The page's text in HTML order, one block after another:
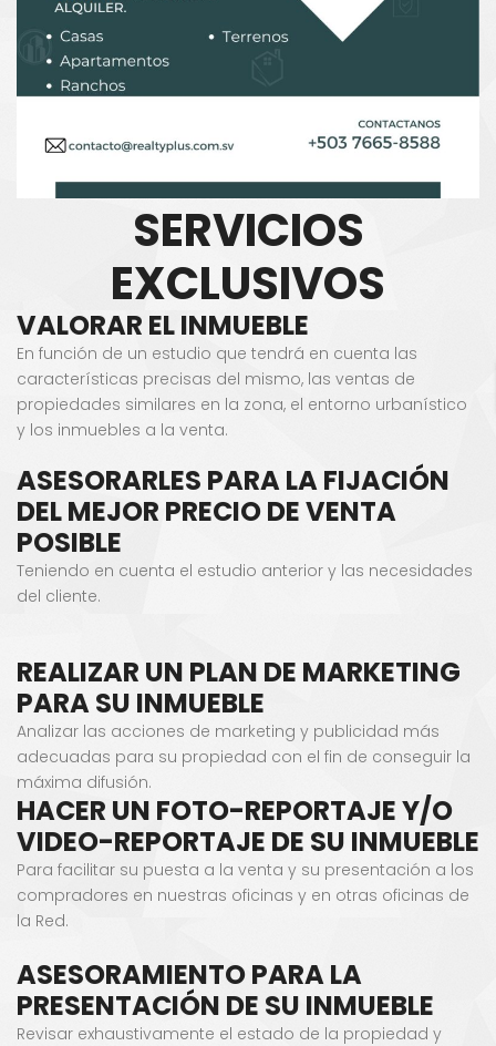
SERVICIOS
EXCLUSIVOS
VALORAR EL INMUEBLE
En función de un estudio que tendrá en cuenta las
características precisas del mismo, las ventas de
propiedades similares en la zona, el entorno urbanístico
y los inmuebles a la venta.
ASESORARLES PARA LA FIJACIÓN
DEL MEJOR PRECIO DE VENTA
POSIBLE
Teniendo en cuenta el estudio anterior y las necesidades
del cliente.
REALIZAR UN PLAN DE MARKETING
PARA SU INMUEBLE
Analizar las acciones de marketing y publicidad más
adecuadas para su propiedad con el fin de conseguir la
máxima difusión.
HACER UN FOTO-REPORTAJE Y/O
VIDEO-REPORTAJE DE SU INMUEBLE
Para facilitar su puesta a la venta y su presentación a los
compradores en nuestras oficinas y en otras oficinas de
la Red.
ASESORAMIENTO PARA LA
PRESENTACIÓN DE SU INMUEBLE
Revisar exhaustivamente el estado de la propiedad y